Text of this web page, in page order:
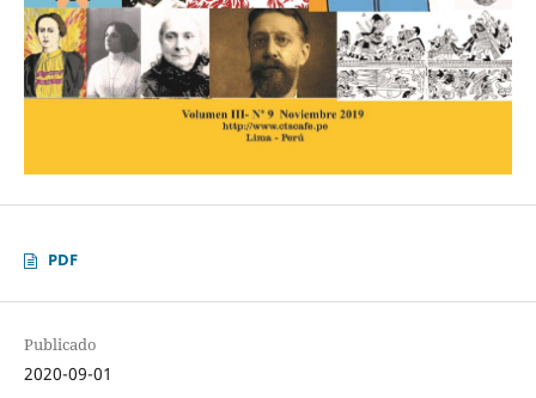
PDF
Publicado
2020-09-01